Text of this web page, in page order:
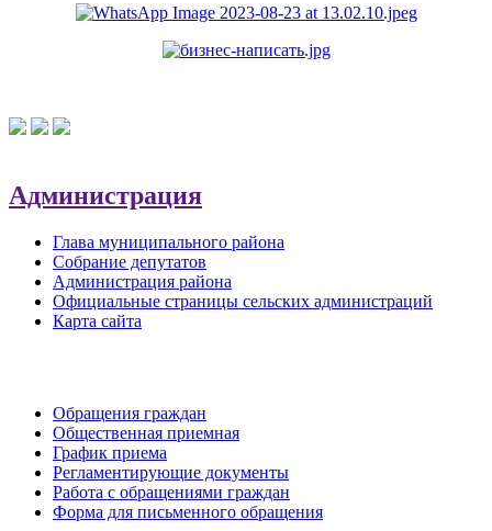
Администрация
Глава муниципального района
Собрание депутатов
Администрация района
Официальные страницы сельских администраций
Карта сайта
Обращения граждан
Общественная приемная
График приема
Регламентирующие документы
Работа с обращениями граждан
Форма для письменного обращения